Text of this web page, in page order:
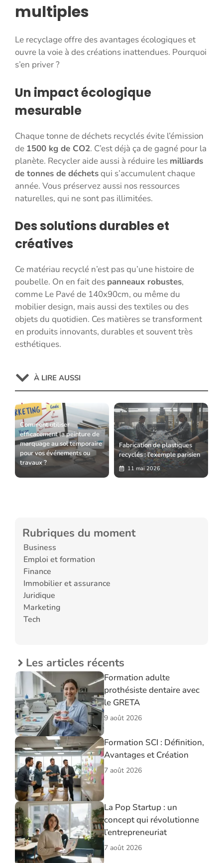
multiples
Le recyclage offre des avantages écologiques et
ouvre la voie à des créations inattendues. Pourquoi
s’en priver ?
Un impact écologique
mesurable
Chaque tonne de déchets recyclés évite l’émission
de 1500 kg de CO2. C’est déjà ça de gagné pour la
planète. Recycler aide aussi à réduire les milliards
de tonnes de déchetsqui s’accumulent chaque
année. Vous préservez aussi nos ressources
naturelles, qui ne sont pas illimitées.
Des solutions durables et
créatives
Ce matériau recyclé n’est pas qu’une histoire de
poubelle. On en fait des panneaux robustes,
comme Le Pavé de 140x90cm, ou même du
mobilier design, mais aussi des textiles ou des
objets du quotidien. Ces matières se transforment
en produits innovants, durables et souvent très
esthétiques.
À LIRE AUSSI
Comment utiliser
efficacement la peinture de
marquage au sol temporaire
pour vos événements ou
travaux ?
Fabrication de plastiques
recyclés : l’exemple parisien
11 mai 2026
Rubriques du moment
Business
Emploi et formation
Finance
Immobilier et assurance
Juridique
Marketing
Tech
Les articles récents
Formation adulte
prothésiste dentaire avec
le GRETA
9 août 2026
Formation SCI : Définition,
Avantages et Création
7 août 2026
La Pop Startup : un
concept qui révolutionne
l’entrepreneuriat
7 août 2026